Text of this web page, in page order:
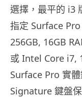
選擇，最平的 i3
指定 Surface
256GB, 16GB
或 Intel Core i7,
Surface Pro 實
Signature 鍵盤